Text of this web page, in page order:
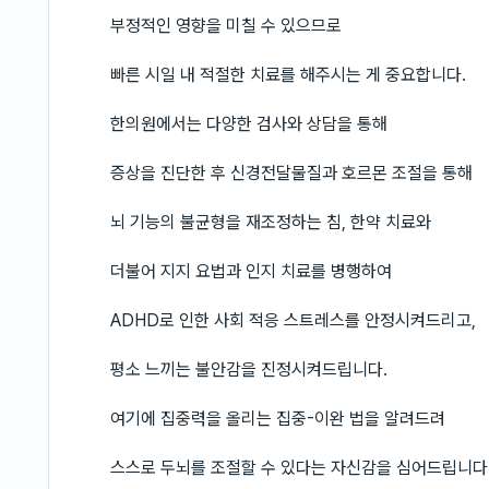
부정적인 영향을 미칠 수 있으므로
빠른 시일 내 적절한 치료를 해주시는 게 중요합니다.
한의원에서는 다양한 검사와 상담을 통해
증상을 진단한 후 신경전달물질과 호르몬 조절을 통해
뇌 기능의 불균형을 재조정하는 침, 한약 치료와
더불어 지지 요법과 인지 치료를 병행하여
ADHD로 인한 사회 적응 스트레스를 안정시켜드리고,
평소 느끼는 불안감을 진정시켜드립니다.
여기에 집중력을 올리는 집중-이완 법을 알려드려
스스로 두뇌를 조절할 수 있다는 자신감을 심어드립니